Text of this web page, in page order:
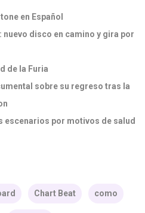
en Español
nuevo disco en camino y gira por
de la Furia
sobre su regreso tras la
escenarios por motivos de salud
Chart Beat como